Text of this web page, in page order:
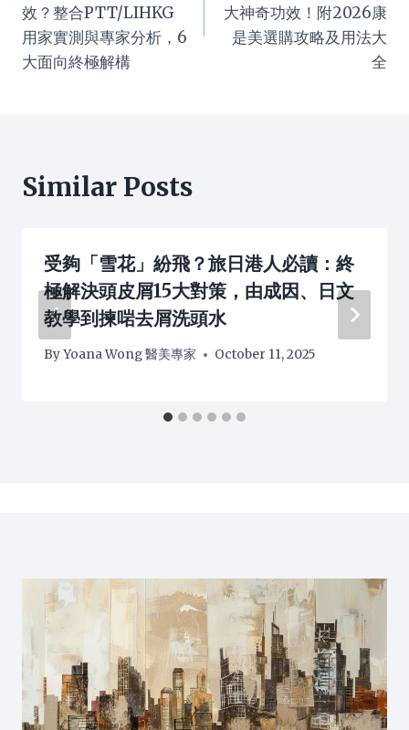
效？整合PTT/LIHKG
用家實測與專家分析，6
大面向終極解構
大神奇功效！附2026康
是美選購攻略及用法大
全
Similar Posts
受夠「雪花」紛飛？旅日港人必讀：終
極解決頭皮屑15大對策，由成因、日文
教學到揀啱去屑洗頭水
ByYoana Wong 醫美專家 October 11, 2025